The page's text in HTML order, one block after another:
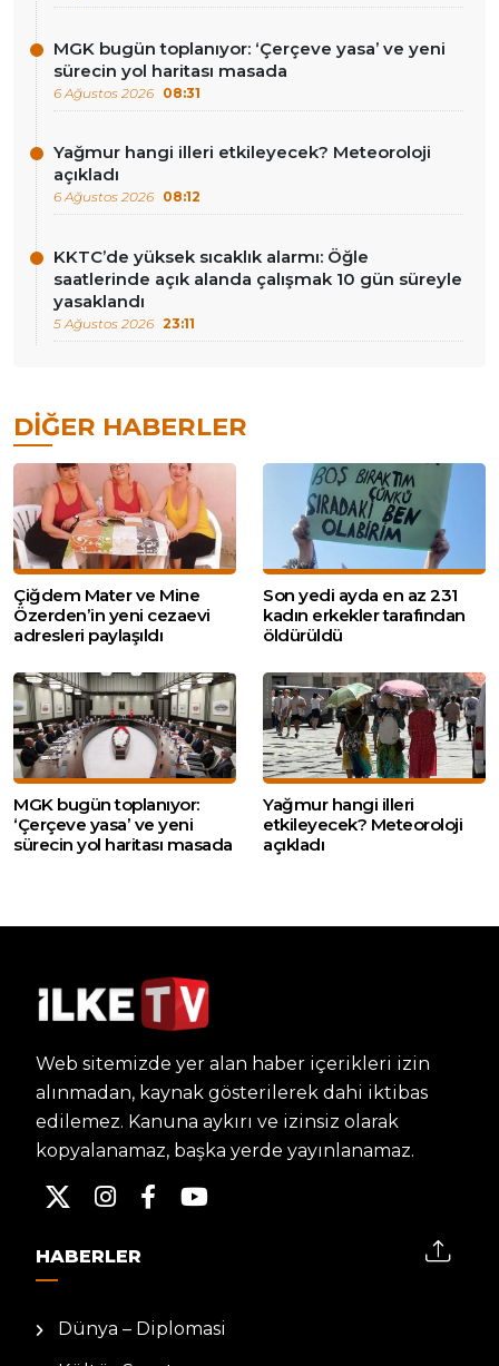
MGK bugün toplanıyor: ‘Çerçeve yasa’ ve yeni
sürecin yol haritası masada
6 Ağustos 2026 08:31
Yağmur hangi illeri etkileyecek? Meteoroloji
açıkladı
6 Ağustos 2026 08:12
KKTC’de yüksek sıcaklık alarmı: Öğle
saatlerinde açık alanda çalışmak 10 gün süreyle
yasaklandı
5 Ağustos 2026 23:11
DIĞER HABERLER
Çiğdem Mater ve Mine
Özerden’in yeni cezaevi
adresleri paylaşıldı
Son yedi ayda en az 231
kadın erkekler tarafından
öldürüldü
MGK bugün toplanıyor:
‘Çerçeve yasa’ ve yeni
sürecin yol haritası masada
Yağmur hangi illeri
etkileyecek? Meteoroloji
açıkladı
Web sitemizde yer alan haber içerikleri izin
alınmadan, kaynak gösterilerek dahi iktibas
edilemez. Kanuna aykırı ve izinsiz olarak
kopyalanamaz, başka yerde yayınlanamaz.
HABERLER
Dünya – Diplomasi